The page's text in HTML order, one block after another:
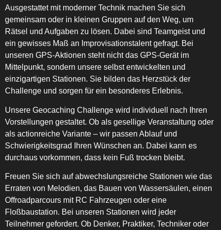
Ausgestattet mit moderner Technik machen Sie sich
gemeinsam oder in kleinen Gruppen auf den Weg, um
Rätsel und Aufgaben zu lösen. Dabei sind Teamgeist und
ein gewisses Maß an Improvisationstalent gefragt. Bei
unseren GPS-Aktionen steht nicht das GPS-Gerät im
Mittelpunkt, sondern unsere selbst entwickelten und
einzigartigen Stationen. Sie bilden das Herzstück der
Challenge und sorgen für ein besonderes Erlebnis.
Unsere Geocaching Challenge wird individuell nach Ihren
Vorstellungen gestaltet. Ob als gesellige Veranstaltung oder
als actionreiche Variante – wir passen Ablauf und
Schwierigkeitsgrad Ihren Wünschen an. Dabei kann es
durchaus vorkommen, dass kein Fuß trocken bleibt.
Freuen Sie sich auf abwechslungsreiche Stationen wie das
Erraten von Melodien, das Bauen von Wassersäulen, einen
Offroadparcours mit RC Fahrzeugen oder eine
Floßbaustation. Bei unseren Stationen wird jeder
Teilnehmer gefordert. Ob Denker, Praktiker, Techniker oder